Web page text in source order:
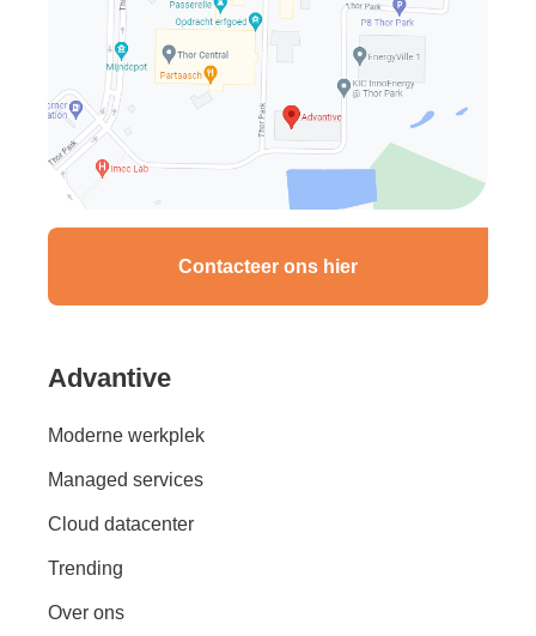
Contacteer ons hier
Advantive
Moderne werkplek
Managed services
Cloud datacenter
Trending
Over ons